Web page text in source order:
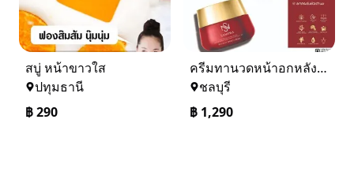
สบู่ หน้าขาวใส
ปทุมธานี
฿290
ครีมทานวดหน้าอกหลังศัลยกรรม SANOWA SPECIALTY BREAST CREAM
ชลบุรี
฿ 1,290